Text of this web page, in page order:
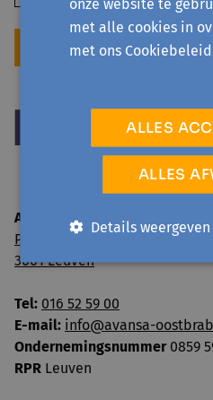
VERZENDEN
Avansa Oost-Brabant vzw
Paul van Ostaijenlaan 24
3001 Leuven
Tel: 016 52 59 00
E-mail: info@avansa-
Ondernemingsnummer0859
RPR Leuven
met alle cookies in
met ons
ALLES
ALLES
Details weergeven